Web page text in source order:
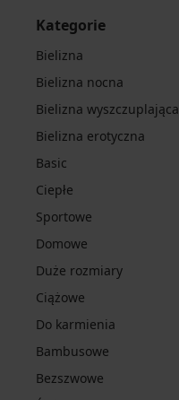
Kategorie
Bielizna
Bielizna nocna
Bielizna wyszczuplająca
Bielizna erotyczna
Basic
Ciepłe
Sportowe
Domowe
Duże rozmiary
Ciążowe
Do karmienia
Bambusowe
Bezszwowe